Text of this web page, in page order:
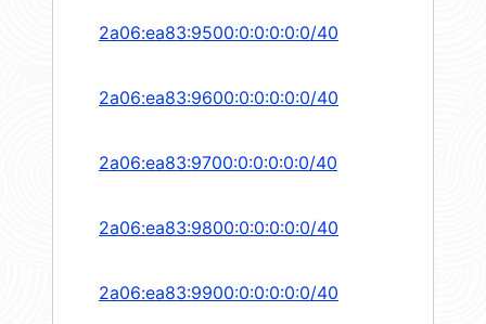
2a06:ea83:9500:0:0:0:0:0/40
2a06:ea83:9600:0:0:0:0:0/40
2a06:ea83:9700:0:0:0:0:0/40
2a06:ea83:9800:0:0:0:0:0/40
2a06:ea83:9900:0:0:0:0:0/40